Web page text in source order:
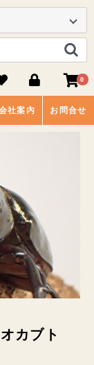
0
社案内 お問合せ
オカブト